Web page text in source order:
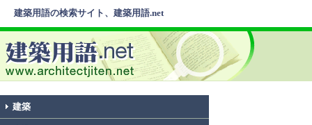
建築用語の検索サイト、建築用語.net
建築